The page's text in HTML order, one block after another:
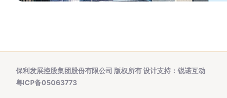
保利发展控股集团股份有限公司 版权所有设计支持：锐诺互动
粤ICP备05063773